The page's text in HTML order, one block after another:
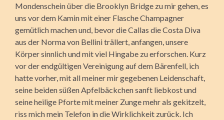
Mondenschein über die Brooklyn Bridge zu mir gehen, es
uns vor dem Kamin mit einer Flasche Champagner
gemütlich machen und, bevor die Callas die Costa Diva
aus der Norma von Bellini trällert, anfangen, unsere
Körper sinnlich und mit viel Hingabe zu erforschen. Kurz
vor der endgültigen Vereinigung auf dem Bärenfell, ich
hatte vorher, mit all meiner mir gegebenen Leidenschaft,
seine beiden süßen Apfelbäckchen sanft liebkost und
seine heilige Pforte mit meiner Zunge mehr als gekitzelt,
riss mich mein Telefon in die Wirklichkeit zurück. Ich